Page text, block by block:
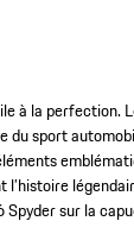
à la perfection.
du sport
sur la